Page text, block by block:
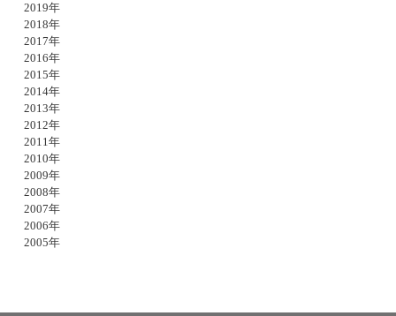
2019年
2018年
2017年
2016年
2015年
2014年
2013年
2012年
2011年
2010年
2009年
2008年
2007年
2006年
2005年